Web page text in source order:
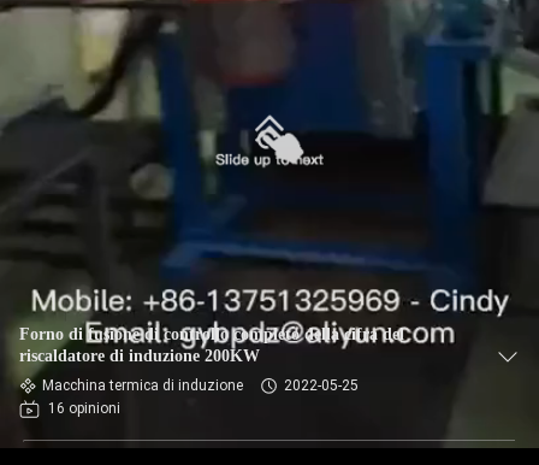
Forno di fusione di controllo completo della cifra del
riscaldatore di induzione 200KW
Macchina termica di induzione
2022-05-25
16 opinioni